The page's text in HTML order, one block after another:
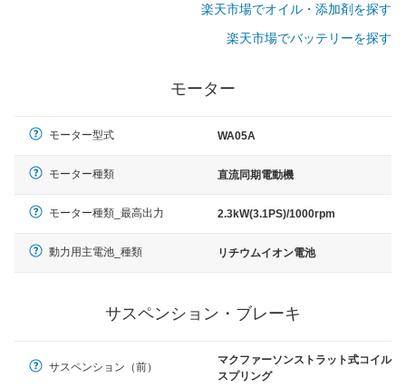
楽天市場でオイル・添加剤を探す
楽天市場でバッテリーを探す
モーター
モーター型式 WA05A
モーター種類 直流同期電動機
モーター種類_最高出力 2.3kW(3.1PS)/1000rpm
動力用主電池_種類 リチウムイオン電池
サスペンション・ブレーキ
サスペンション（前）
マクファーソンストラット式コイル
スプリング